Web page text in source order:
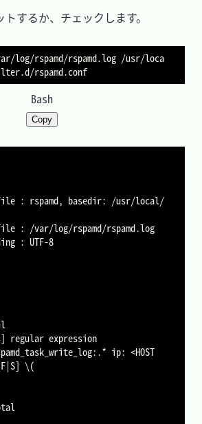
するか、チェックします。
log/rspamd/rspamd.log /usr/loca
Bash
Copy
: rspamd, basedir: /usr/local/
: /var/log/rspamd/rspamd.log
: UTF-8
expression
ip: <HOST
\(